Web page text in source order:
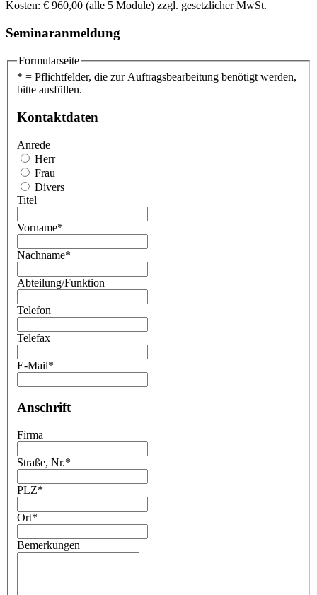
Kosten: € 960,00 (alle 5 Module) zzgl. gesetzlicher MwSt.
Seminaranmeldung
Formularseite
* = Pflichtfelder, die zur Auftragsbearbeitung benötigt werden,
bitte ausfüllen.
Kontaktdaten
Anrede
Herr
Frau
Divers
Titel
Vorname*
Nachname*
Abteilung/Funktion
Telefon
Telefax
E-Mail*
Anschrift
Firma
Straße, Nr.*
PLZ*
Ort*
Bemerkungen